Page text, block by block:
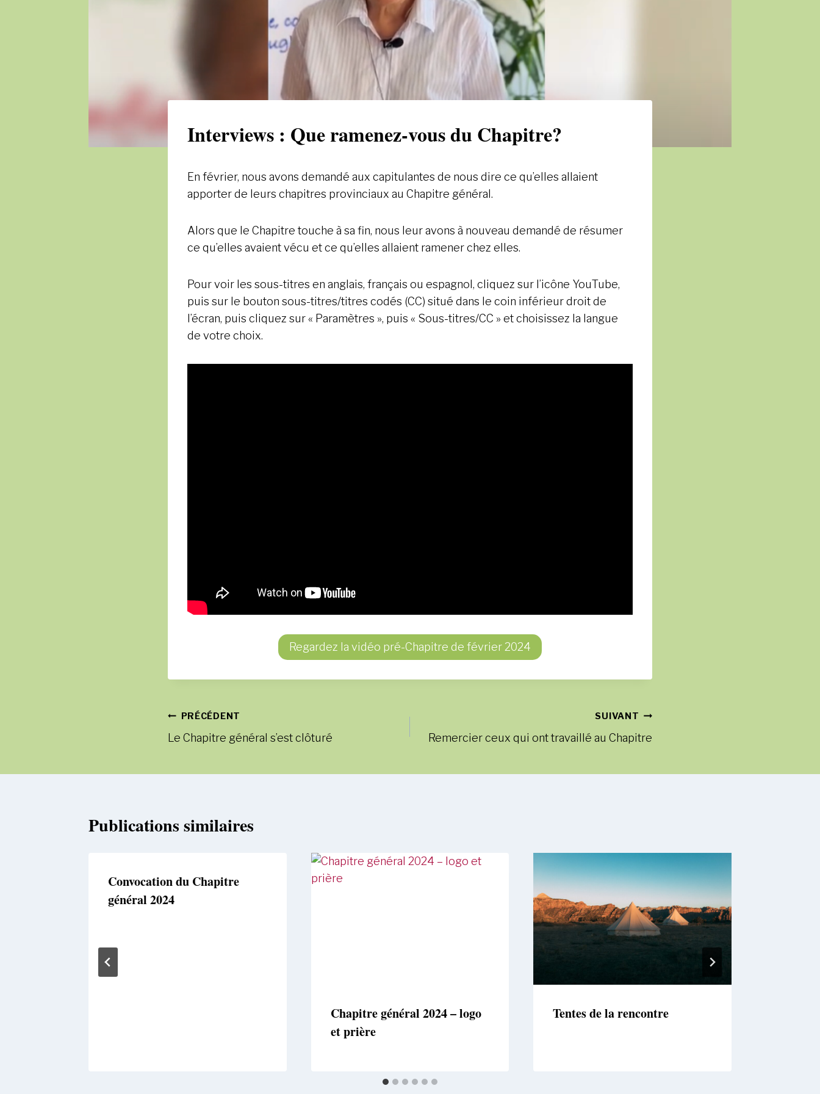
Interviews : Que ramenez-vous du Chapitre?
En février, nous avons demandé aux capitulantes de nous dire ce qu’elles allaient
apporter de leurs chapitres provinciaux au Chapitre général.
Alors que le Chapitre touche à sa fin, nous leur avons à nouveau demandé de résumer
ce qu’elles avaient vécu et ce qu’elles allaient ramener chez elles.
Pour voir les sous-titres en anglais, français ou espagnol, cliquez sur l’icône YouTube,
puis sur le bouton sous-titres/titres codés (CC) situé dans le coin inférieur droit de
l’écran, puis cliquez sur « Paramètres », puis « Sous-titres/CC » et choisissez la langue
de votre choix.
Regardez la vidéo pré-Chapitre de février 2024
Navigation
de
l’article
PRÉCÉDENT
Le Chapitre général s’est clôturé
SUIVANT
Remercier ceux qui ont travaillé au Chapitre
Publications similaires
Convocation du Chapitre
général 2024
Chapitre général 2024 – logo
et prière
Tentes de la rencontre